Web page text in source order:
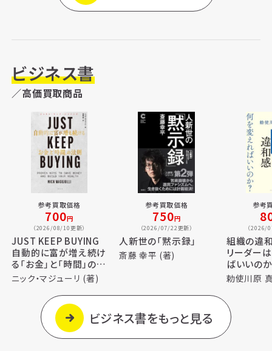
ビジネス書
／高価買取商品
参考買取価格
700円
（2026/08/10更新）
JUST KEEP BUYING
自動的に富が増え続け
る「お金」と「時間」の法
則
ニック・マジューリ (著)
参考買取価格
750円
（2026/07/22更新）
人新世の「黙示録」
斎藤 幸平 (著)
参考
（2026/
組織の違
リーダー
ばいいの
勅使川原
ビジネス書をもっと見る